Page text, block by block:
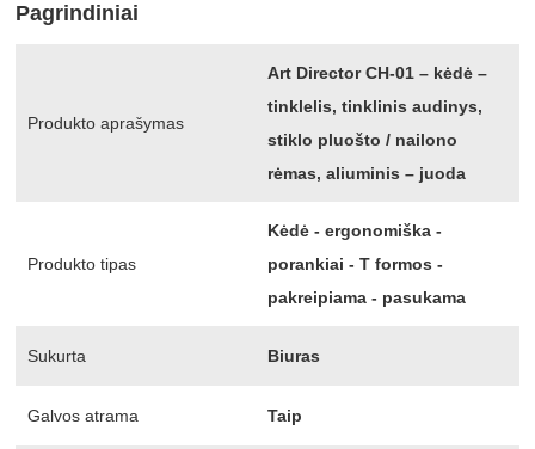
Pagrindiniai
Produkto aprašymas
Art Director CH-01 – kėdė –
tinklelis, tinklinis audinys,
stiklo pluošto / nailono
rėmas, aliuminis – juoda
Produkto tipas
Kėdė - ergonomiška -
porankiai - T formos -
pakreipiama - pasukama
Sukurta Biuras
Galvos atrama Taip